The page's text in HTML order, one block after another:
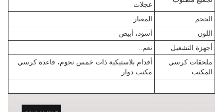
عجلات
الحجم
المعيار
اللون
أسود، أبيض
أجهزة التشغيل
نعم..
ملحقات كرسي
المكتب
أقدام بلاستيكية ذات خمس نجوم، قاعدة كرسي
مكتب دوار